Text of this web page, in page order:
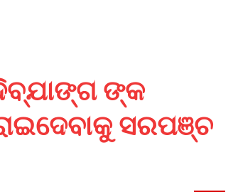
ଙ୍କ
ସରପଞ୍ଚ